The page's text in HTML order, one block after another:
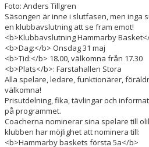
MATCHER
VÅRA LAG/TRÄNARE
BASKETLÄGER!
HAMMARBY LAMPE CHALLENGE
Foto: Anders Tillgren
Säsongen är inne i slutfasen, men inga
en klubbavslutning att se fram emot!
<b>Klubbavslutning Hammarby
<b>Dag:</b> Onsdag 31 maj
<b>Tid:</b> 18.00, välkomna från 17.30
<b>Plats</b>: Farstahallen Stora
Alla spelare, ledare, funktionärer,
välkomna!
Prisutdelning, fika, tävlingar och
på programmet.
Coacherna nominerar sina spelare till
klubben har möjlighet att nominera till:
<b>Hammarby baskets första 5a</b>